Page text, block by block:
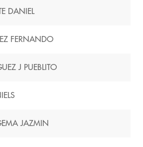
DANIEL
FERNANDO
J PUEBLITO
JAZMIN